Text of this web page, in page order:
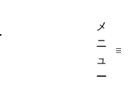
メ
ニ
ュ
ー